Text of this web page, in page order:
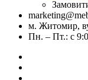
м. Житомир,
Пн. – Пт.: с